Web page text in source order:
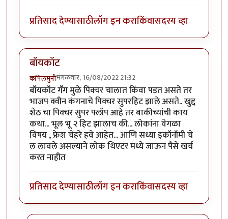
प्रतिसाद देण्यासाठीलॉग इन कराकिंवासदस्य व्हा
बॉयकॉट
कपिलमुनीमंगळवार, 16/08/2022 21:32
बॉयकॉट गँग मुळे पिक्चर चालात किंवा पडत असते तर
भाजप क्वीन कंगनाचे पिक्चर सुपरहिट झाले असते.. खुद्द
शेठ चा पिक्चर सुपर फ्लॉप आहे तर बाकीच्यांची काय
कथा... भूल भू २ हिट झालाच की... लोकांना वेगळा
विषय , फ्रेश चेहरे हवे आहेत... आणि सध्या इकॉनॉमी चे
ल लावले असल्याने लोक थिएटर मध्ये जाऊन पैसे खर्च
करत नाहीत
प्रतिसाद देण्यासाठीलॉग इन कराकिंवासदस्य व्हा